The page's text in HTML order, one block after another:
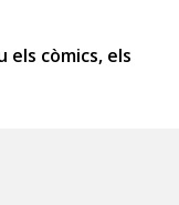
còmics, els